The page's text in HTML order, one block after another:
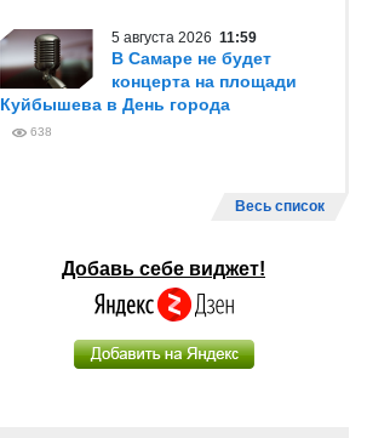
5 августа 2026 11:59
В Самаре не будет
концерта на площади
Куйбышева в День города
638
Весь список
Добавь себе виджет!